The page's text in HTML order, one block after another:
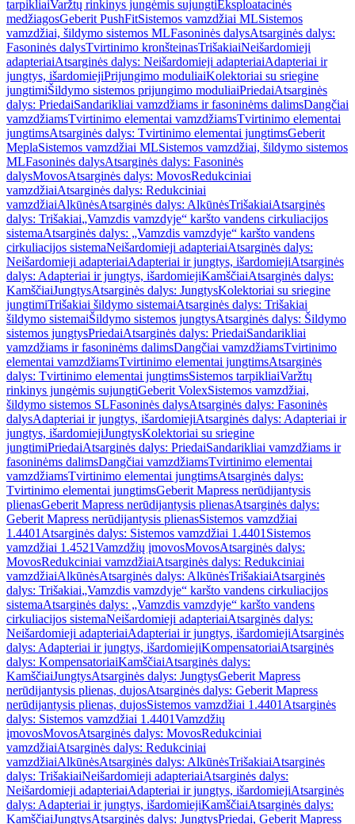
tarpikliaiVaržtų rinkinys jungėmis sujungtiEksploatacinės
medžiagosGeberit PushFitSistemos vamzdžiai MLSistemos
vamzdžiai, šildymo sistemos MLFasoninės dalysAtsarginės dalys:
Fasoninės dalysTvirtinimo kronšteinasTrišakiaiNeišardomieji
adapteriaiAtsarginės dalys: Neišardomieji adapteriaiAdapteriai ir
jungtys, išardomiejiPrijungimo moduliaiKolektoriai su sriegine
jungtimiŠildymo sistemos prijungimo moduliaiPriedaiAtsarginės
dalys: PriedaiSandarikliai vamzdžiams ir fasoninėms dalimsDangčiai
vamzdžiamsTvirtinimo elementai vamzdžiamsTvirtinimo elementai
jungtimsAtsarginės dalys: Tvirtinimo elementai jungtimsGeberit
MeplaSistemos vamzdžiai MLSistemos vamzdžiai, šildymo sistemos
MLFasoninės dalysAtsarginės dalys: Fasoninės
dalysMovosAtsarginės dalys: MovosRedukciniai
vamzdžiaiAtsarginės dalys: Redukciniai
vamzdžiaiAlkūnėsAtsarginės dalys: AlkūnėsTrišakiaiAtsarginės
dalys: Trišakiai„Vamzdis vamzdyje“ karšto vandens cirkuliacijos
sistemaAtsarginės dalys: „Vamzdis vamzdyje“ karšto vandens
cirkuliacijos sistemaNeišardomieji adapteriaiAtsarginės dalys:
Neišardomieji adapteriaiAdapteriai ir jungtys, išardomiejiAtsarginės
dalys: Adapteriai ir jungtys, išardomiejiKamščiaiAtsarginės dalys:
KamščiaiJungtysAtsarginės dalys: JungtysKolektoriai su sriegine
jungtimiTrišakiai šildymo sistemaiAtsarginės dalys: Trišakiai
šildymo sistemaiŠildymo sistemos jungtysAtsarginės dalys: Šildymo
sistemos jungtysPriedaiAtsarginės dalys: PriedaiSandarikliai
vamzdžiams ir fasoninėms dalimsDangčiai vamzdžiamsTvirtinimo
elementai vamzdžiamsTvirtinimo elementai jungtimsAtsarginės
dalys: Tvirtinimo elementai jungtimsSistemos tarpikliaiVaržtų
rinkinys jungėmis sujungtiGeberit VolexSistemos vamzdžiai,
šildymo sistemos SLFasoninės dalysAtsarginės dalys: Fasoninės
dalysAdapteriai ir jungtys, išardomiejiAtsarginės dalys: Adapteriai ir
jungtys, išardomiejiJungtysKolektoriai su sriegine
jungtimiPriedaiAtsarginės dalys: PriedaiSandarikliai vamzdžiams ir
fasoninėms dalimsDangčiai vamzdžiamsTvirtinimo elementai
vamzdžiamsTvirtinimo elementai jungtimsAtsarginės dalys:
Tvirtinimo elementai jungtimsGeberit Mapress nerūdijantysis
plienasGeberit Mapress nerūdijantysis plienasAtsarginės dalys:
Geberit Mapress nerūdijantysis plienasSistemos vamzdžiai
1.4401 Atsarginės dalys: Sistemos vamzdžiai 1.4401 Sistemos
vamzdžiai 1.4521Vamzdžių įmovosMovosAtsarginės dalys:
MovosRedukciniai vamzdžiaiAtsarginės dalys: Redukciniai
vamzdžiaiAlkūnėsAtsarginės dalys: AlkūnėsTrišakiaiAtsarginės
dalys: Trišakiai„Vamzdis vamzdyje“ karšto vandens cirkuliacijos
sistemaAtsarginės dalys: „Vamzdis vamzdyje“ karšto vandens
cirkuliacijos sistemaNeišardomieji adapteriaiAtsarginės dalys:
Neišardomieji adapteriaiAdapteriai ir jungtys, išardomiejiAtsarginės
dalys: Adapteriai ir jungtys, išardomiejiKompensatoriaiAtsarginės
dalys: KompensatoriaiKamščiaiAtsarginės dalys:
KamščiaiJungtysAtsarginės dalys: JungtysGeberit Mapress
nerūdijantysis plienas, dujosAtsarginės dalys: Geberit Mapress
nerūdijantysis plienas, dujosSistemos vamzdžiai 1.4401 Atsarginės
dalys: Sistemos vamzdžiai 1.4401Vamzdžių
įmovosMovosAtsarginės dalys: MovosRedukciniai
vamzdžiaiAtsarginės dalys: Redukciniai
vamzdžiaiAlkūnėsAtsarginės dalys: AlkūnėsTrišakiaiAtsarginės
dalys: TrišakiaiNeišardomieji adapteriaiAtsarginės dalys:
Neišardomieji adapteriaiAdapteriai ir jungtys, išardomiejiAtsarginės
dalys: Adapteriai ir jungtys, išardomiejiKamščiaiAtsarginės dalys:
KamščiaiJungtysAtsarginės dalys: JungtysPriedai, Geberit Mapress